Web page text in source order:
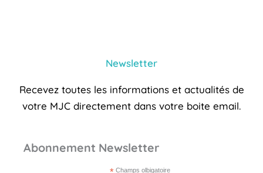
Newsletter
Recevez toutes les informations et actualités de
votre MJC directement dans votre boite email.
Abonnement Newsletter
Champs olbigatoire